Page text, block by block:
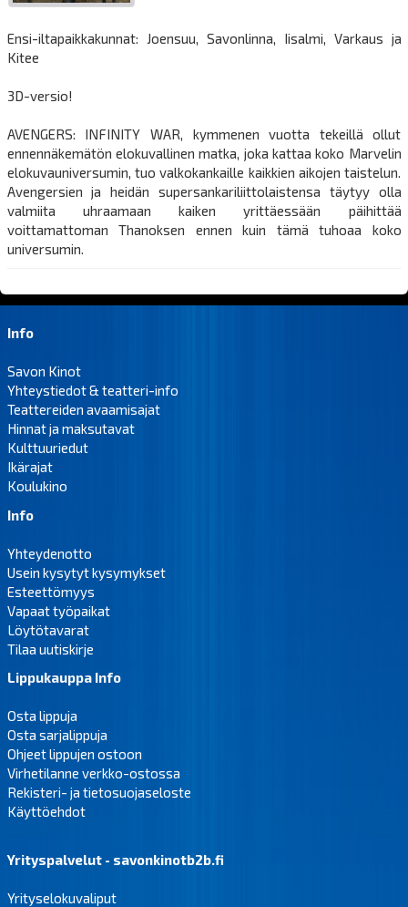
Ensi-iltapaikkakunnat: Joensuu, Savonlinna, Iisalmi, Varkaus ja
Kitee
3D-versio!
AVENGERS: INFINITY WAR, kymmenen vuotta tekeillä ollut
ennennäkemätön elokuvallinen matka, joka kattaa koko Marvelin
elokuvauniversumin, tuo valkokankaille kaikkien aikojen taistelun.
Avengersien ja heidän supersankariliittolaistensa täytyy olla
valmiita uhraamaan kaiken yrittäessään päihittää
voittamattoman Thanoksen ennen kuin tämä tuhoaa koko
universumin.
Info
Savon Kinot
Yhteystiedot & teatteri-info
Teattereiden avaamisajat
Hinnat ja maksutavat
Kulttuuriedut
Ikärajat
Koulukino
Info
Yhteydenotto
Usein kysytyt kysymykset
Esteettömyys
Vapaat työpaikat
Löytötavarat
Tilaa uutiskirje
Lippukauppa Info
Osta lippuja
Osta sarjalippuja
Ohjeet lippujen ostoon
Virhetilanne verkko-ostossa
Rekisteri- ja tietosuojaseloste
Käyttöehdot
Yrityspalvelut - savonkinotb2b.fi
Yrityselokuvaliput